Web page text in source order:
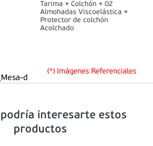
Tarima + Colchón + 02
Almohadas Viscoelástica +
Protector de colchón
Acolchado
(*) Imágenes Referenciales
interesarte estos
productos